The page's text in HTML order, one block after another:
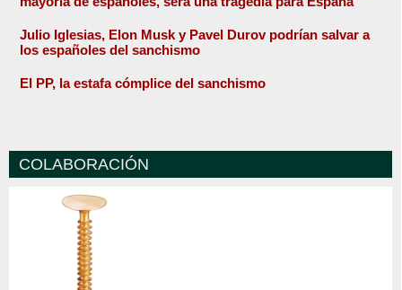
Julio Iglesias, Elon Musk y Pavel Durov podrían salvar a
los españoles del sanchismo
El PP, la estafa cómplice del sanchismo
COLABORACIÓN